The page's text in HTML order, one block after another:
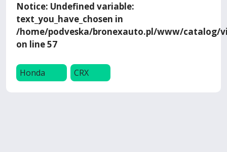
Notice: Undefined variable:
text_you_have_chosen in
/home/podveska/bronexauto.pl/www/catalog/
on line57
Honda CRX